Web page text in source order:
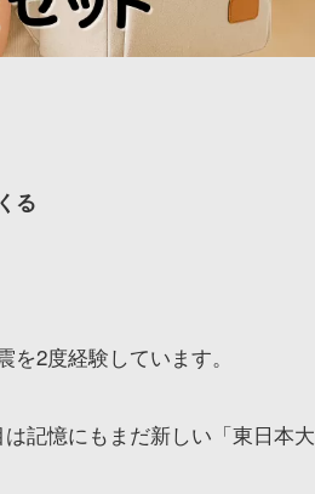
る
2度経験しています。
記憶にもまだ新しい「東日本大